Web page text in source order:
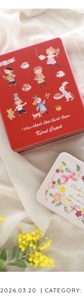
2026.03.20 | CATEGORY: